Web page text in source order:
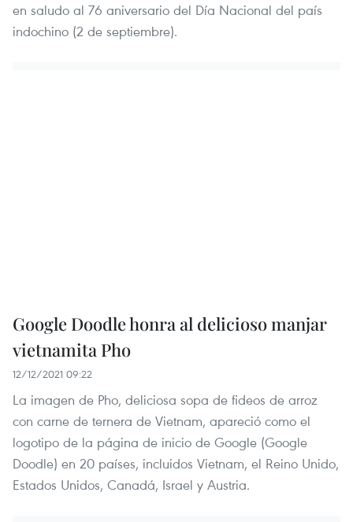
en saludo al 76 aniversario del Día Nacional del país
indochino (2 de septiembre).
Google Doodle honra al delicioso manjar
vietnamita Pho
12/12/2021 09:22
La imagen de Pho, deliciosa sopa de fideos de arroz
con carne de ternera de Vietnam, apareció como el
logotipo de la página de inicio de Google (Google
Doodle) en 20 países, incluidos Vietnam, el Reino Unido,
Estados Unidos, Canadá, Israel y Austria.